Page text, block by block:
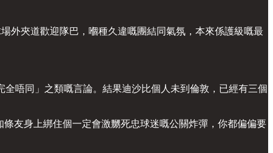
外夾道歡迎隊巴，嗰種久違嘅團結同氣氛，本來係護級嘅最
唔同」之類嘅言論。結果迪沙比個人未到倫敦，已經有三個
友身上綁住個一定會激嬲死忠球迷嘅公關炸彈，你都偏偏要